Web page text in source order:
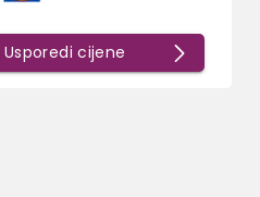
Usporedi cijene